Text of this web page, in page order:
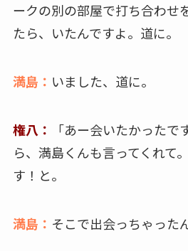
ークの別の部屋で打ち合わせ
たら、いたんですよ。道に。
満島： いました、道に。
権八：
「あー会いたかったで
ら、満島くんも言ってくれて
す！と。
満島： そこで出会っちゃった